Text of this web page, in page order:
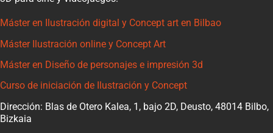
Máster en Ilustración digital y Concept art en Bilbao
Máster Ilustración online y Concept Art
Máster en Diseño de personajes e impresión 3d
Curso de iniciación de Ilustración y Concept
Dirección: Blas de Otero Kalea, 1, bajo 2D, Deusto, 48014 Bilbo,
Bizkaia